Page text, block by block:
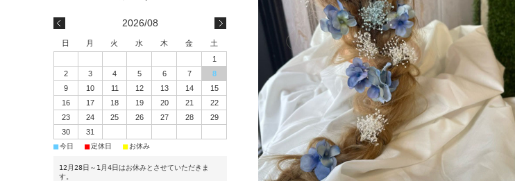
2026/08
日 月 火 水 木 金
土
1
2
3 4 5 6 7
8
9
10 11 12 13 14
15
16
17 18 19 20 21
22
23
24 25 26 27 28
29
30
31
■今日 ■定休日 ■ お休み
12月28日～1月4日はお休みとさせていただきま
す。